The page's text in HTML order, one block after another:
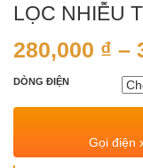
LỌC NHIỄU
280,000 ₫ –
DÒNG ĐIỆN
Gọi điện